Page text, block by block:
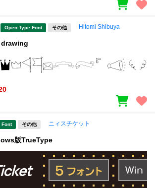
Open Type Font その他 Hitomi Shibuya
drawing
Font その他 ニィスチケット
版TrueType